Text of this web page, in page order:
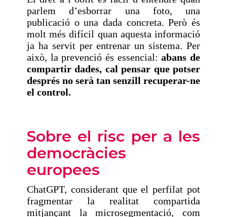
parlem d’esborrar una foto, una
publicació o una dada concreta. Però és
molt més difícil quan aquesta informació
ja ha servit per entrenar un sistema. Per
això, la prevenció és essencial:abans de
compartir dades, cal pensar que potser
després no serà tan senzill recuperar-ne
el control.
Sobre el risc per a les
democràcies
europees
ChatGPT, considerant que el perfilat pot
fragmentar la realitat compartida
mitjançant la microsegmentació, com